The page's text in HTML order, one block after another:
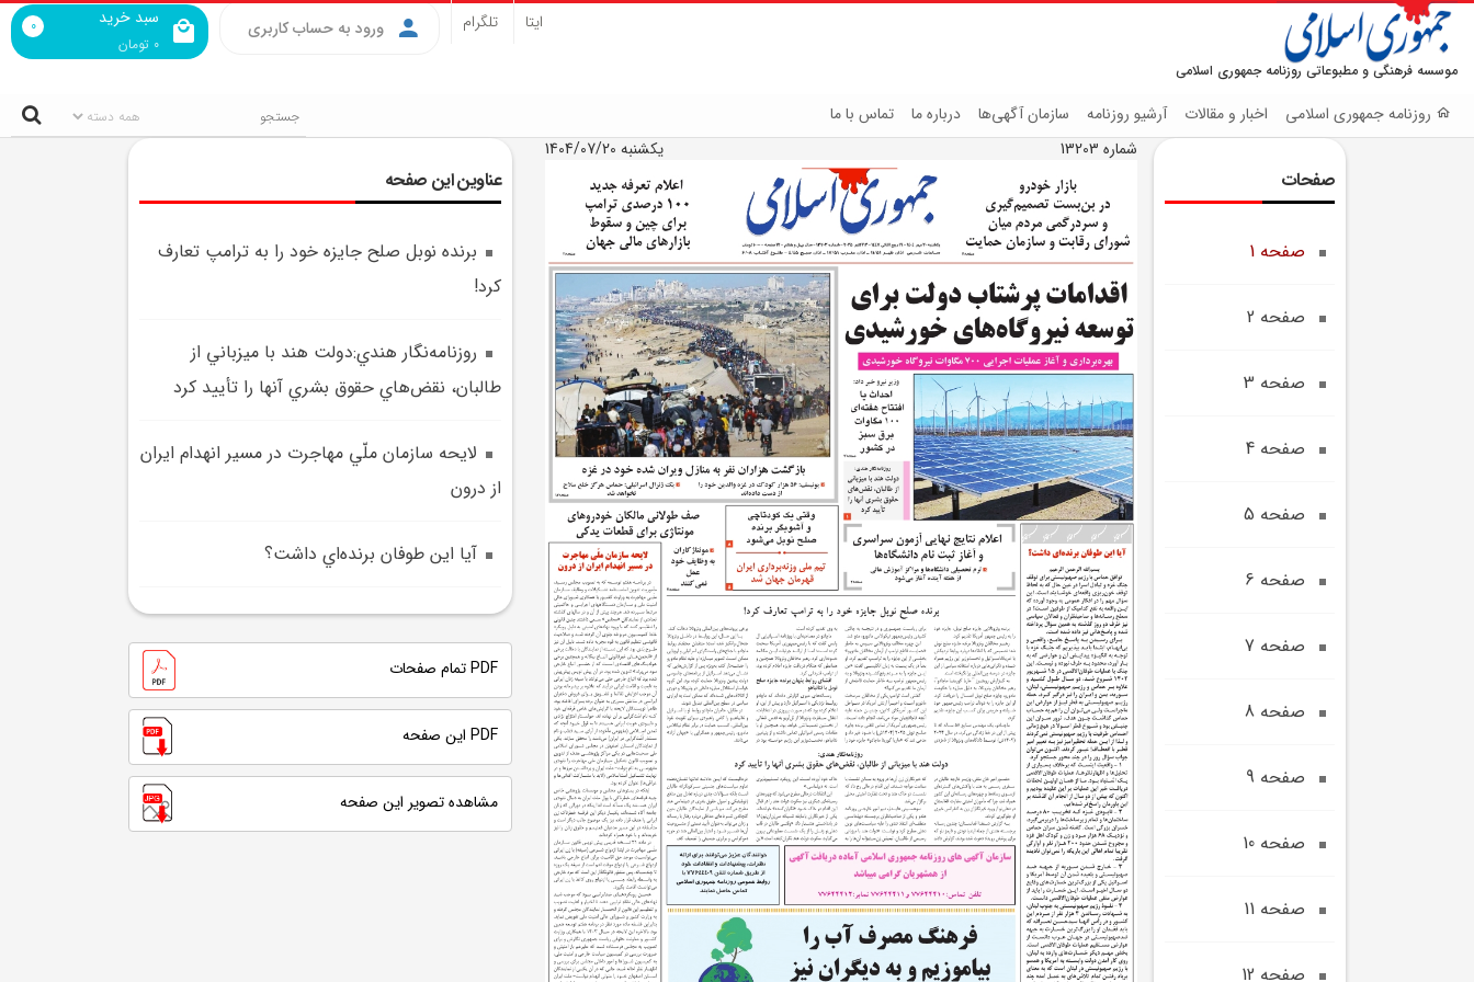
موسسه فرهنگی و مطبوعاتی روزنامه جمهوری اسلامی
سبد خرید
0 تومان
0 ورود به حساب کاربری ایتا تلگرام
روزنامه جمهوری اسلامی اخبار و مقالات آرشیو روزنامه سازمان آگهی‌ها درباره ما تماس با ما
صفحات
صفحه 1
صفحه 2
صفحه 3
صفحه 4
صفحه 5
صفحه 6
صفحه 7
صفحه 8
صفحه 9
صفحه 10
صفحه 11
صفحه 12
شماره 13203 یکشنبه 1404/07/20
عناوین این صفحه
برنده نوبل صلح جايزه خود را به ترامپ تعارف
کرد!
روزنامه‌نگار هندي:دولت هند با ميزباني از
طالبان، نقض‌هاي حقوق بشري آنها را تأييد کرد
لايحه سازمان ملّي مهاجرت در مسير انهدام ايران
از درون
آيا اين طوفان برنده‌اي داشت؟
PDF تمام صفحات
PDF این صفحه
مشاهده تصویر این صفحه